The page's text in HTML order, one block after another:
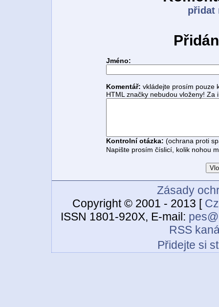
přidat
Jméno:
Komentář: vkládejte prosím pouze
HTML značky nebudou vloženy!
Kontrolní otázka: (ochrana proti
Napište prosím číslicí, kolik nohou
Zásady
Copyright © 2001 - 2013 [
ISSN 1801-920X, E-mail:
RSS
Přidejte si